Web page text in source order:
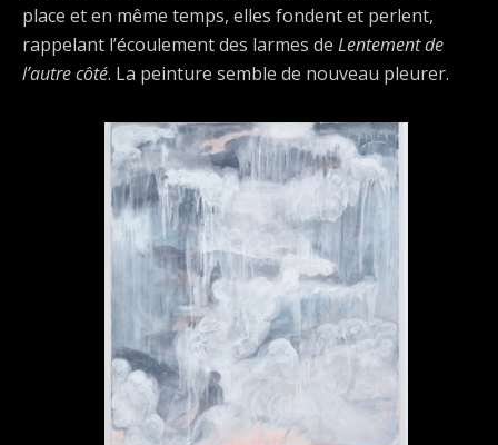
place et en même temps, elles fondent et perlent,
rappelant l’écoulement des larmes de Lentement de
l’autre côté. La peinture semble de nouveau pleurer.